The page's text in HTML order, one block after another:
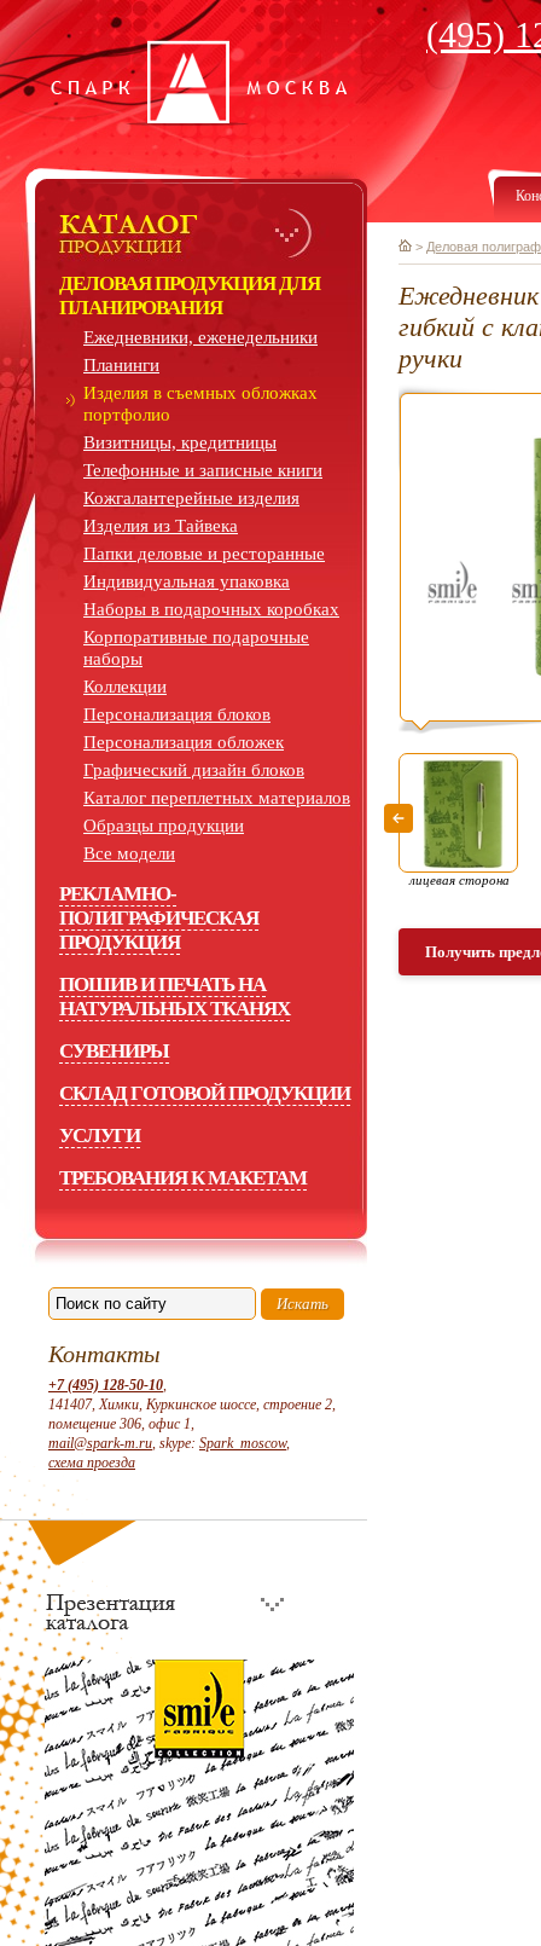
(495)
ДЕЛОВАЯ ПРОДУКЦИЯ ДЛЯ
ПЛАНИРОВАНИЯ
Ежедневники, еженедельники
Планинги
Изделия в съемных обложках
портфолио
Визитницы, кредитницы
Телефонные и записные книги
Кожгалантерейные изделия
Изделия из Тайвека
Папки деловые и ресторанные
Индивидуальная упаковка
Наборы в подарочных коробках
Корпоративные подарочные
наборы
Коллекции
Персонализация блоков
Персонализация обложек
Графический дизайн блоков
Каталог переплетных материалов
Образцы продукции
Все модели
РЕКЛАМНО-
ПОЛИГРАФИЧЕСКАЯ
ПРОДУКЦИЯ
ПОШИВ И ПЕЧАТЬ НА
НАТУРАЛЬНЫХ ТКАНЯХ
СУВЕНИРЫ
СКЛАД ГОТОВОЙ ПРОДУКЦИИ
УСЛУГИ
ТРЕБОВАНИЯ К МАКЕТАМ
Контакты
+7 (495) 128-50-10,
141407, Химки, Куркинское шоссе, строение 2,
помещение 306, офис 1,
mail@spark-m.ru, skype: Spark_moscow,
схема проезда
> Деловая
гибкий с
ручки
лицевая сторона
Получить